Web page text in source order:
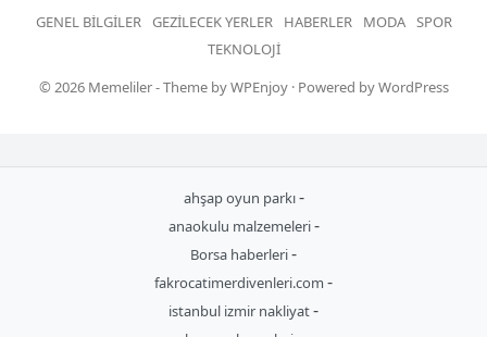
GENEL BILGILER GEZILECEK YERLER HABERLER MODA SPOR
TEKNOLOJI
© 2026 Memeliler- Theme byWPEnjoy· Powered byWordPress
ahşap oyun parkı-
anaokulu malzemeleri-
Borsa haberleri-
fakrocatimerdivenleri.com -
istanbul izmir nakliyat-